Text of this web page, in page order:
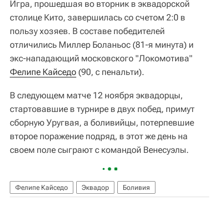
Игра, прошедшая во вторник в эквадорской
столице Кито, завершилась со счетом 2:0 в
пользу хозяев. В составе победителей
отличились Миллер Боланьос (81-я минута) и
экс-нападающий московского "Локомотива"
Фелипе Кайседо (90, с пенальти).
В следующем матче 12 ноября эквадорцы,
стартовавшие в турнире в двух побед, примут
сборную Уругвая, а боливийцы, потерпевшие
второе поражение подряд, в этот же день на
своем поле сыграют с командой Венесуэлы.
Фелипе Кайседо Эквадор Боливия